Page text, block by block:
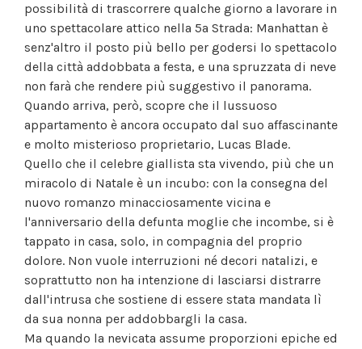
possibilità di trascorrere qualche giorno a lavorare in
uno spettacolare attico nella 5a Strada: Manhattan è
senz'altro il posto più bello per godersi lo spettacolo
della città addobbata a festa, e una spruzzata di neve
non farà che rendere più suggestivo il panorama.
Quando arriva, però, scopre che il lussuoso
appartamento è ancora occupato dal suo affascinante
e molto misterioso proprietario, Lucas Blade.
Quello che il celebre giallista sta vivendo, più che un
miracolo di Natale è un incubo: con la consegna del
nuovo romanzo minacciosamente vicina e
l'anniversario della defunta moglie che incombe, si è
tappato in casa, solo, in compagnia del proprio
dolore. Non vuole interruzioni né decori natalizi, e
soprattutto non ha intenzione di lasciarsi distrarre
dall'intrusa che sostiene di essere stata mandata lì
da sua nonna per addobbargli la casa.
Ma quando la nevicata assume proporzioni epiche ed